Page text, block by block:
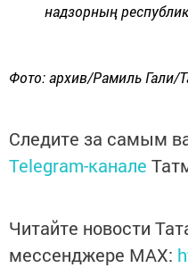
над­зор­ның
Фото: архив/Рамиль Гали/
Следите за самым
Telegram-канале
Читайте новости
мессенджере MАХ: